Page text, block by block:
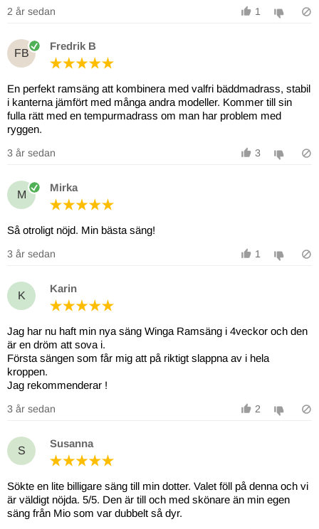
2 år sedan 1
FB
Fredrik B
En perfekt ramsäng att kombinera med valfri bäddmadrass, stabil
i kanterna jämfört med många andra modeller. Kommer till sin
fulla rätt med en tempurmadrass om man har problem med
ryggen.
3 år sedan 3
M
Mirka
Så otroligt nöjd. Min bästa säng!
3 år sedan 1
K
Karin
Jag har nu haft min nya säng Winga Ramsäng i 4veckor och den
är en dröm att sova i.
Första sängen som får mig att på riktigt slappna av i hela
kroppen.
Jag rekommenderar !
3 år sedan 2
S
Susanna
Sökte en lite billigare säng till min dotter. Valet föll på denna och vi
är väldigt nöjda. 5/5. Den är till och med skönare än min egen
säng från Mio som var dubbelt så dyr.